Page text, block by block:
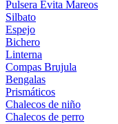
Pulsera Evita Mareos
Silbato
Espejo
Bichero
Linterna
Compas Brujula
Bengalas
Prismáticos
Chalecos de niño
Chalecos de perro